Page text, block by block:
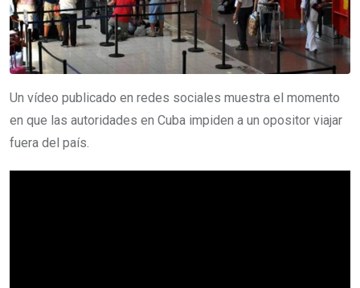
Un vídeo publicado en redes sociales muestra el momento
en que las autoridades en Cuba impiden a un opositor viajar
fuera del país.